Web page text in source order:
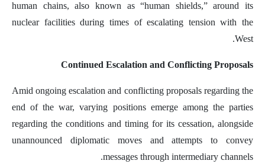
human chains, also known as “human shields,” around its
nuclear facilities during times of escalating tension with the
West.
Continued Escalation and Conflicting Proposals
Amid ongoing escalation and conflicting proposals regarding the
end of the war, varying positions emerge among the parties
regarding the conditions and timing for its cessation, alongside
unannounced diplomatic moves and attempts to convey
messages through intermediary channels.